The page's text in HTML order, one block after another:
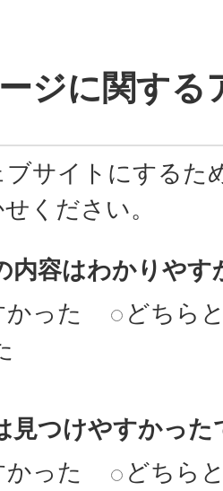
ジに関する
ブサイトにするた
ください。
内容はわかりやす
った
どちら
見つけやすかった
かった
どちら